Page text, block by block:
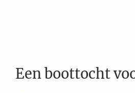
Een boottocht